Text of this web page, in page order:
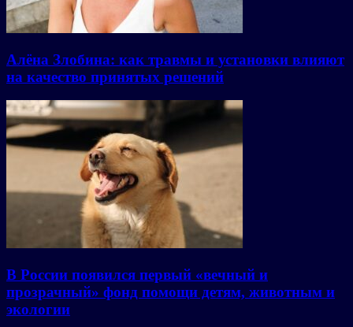
Алёна Злобина: как травмы и установки влияют
на качество принятых решений
В России появился первый «вечный и
прозрачный» фонд помощи детям, животным и
экологии